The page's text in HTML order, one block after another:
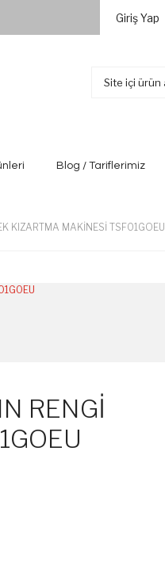
Giriş Yap
Blog / Tariflerimiz
KIZARTMA MAKİNESİ TSF01GOEU
RENGİ